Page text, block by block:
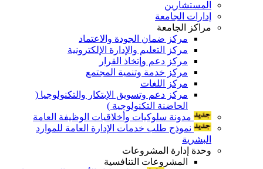
المستشارين
إدارات الجامعة
مراكز الجامعة
مركز ضمان الجودة والاعتماد
مركز التعليم والإدارة الإلكترونية
مركز دعم وإتخاذ القرار
مركز خدمة وتنمية المجتمع
مركز اللغات
مركز دعم وتسويق الإبتكار والتكنولوجيا (
الحاضنة التكنولوجية )
مدونة سلوكيات وأخلاقيات الوظيفة العامة
نموذج طلب خدمات الإدارة العامة للموارد
البشرية
وحدة إدارة المشروعات
المشروعات التنافسية